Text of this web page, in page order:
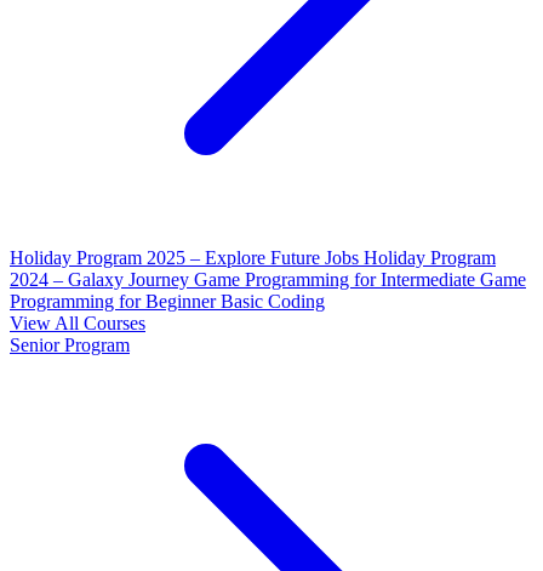
Holiday Program 2025 – Explore Future Jobs Holiday Program
2024 – Galaxy Journey Game Programming for Intermediate Game
Programming for Beginner Basic Coding
View All Courses
Senior Program